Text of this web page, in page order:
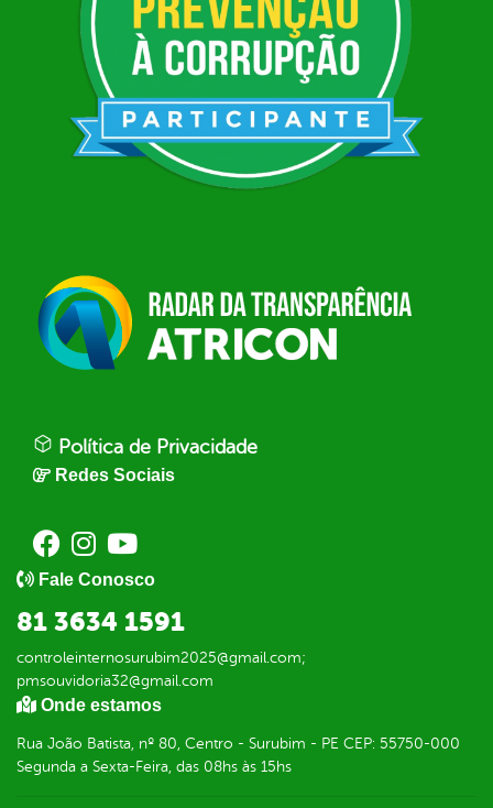
Política de Privacidade
Redes Sociais
Fale Conosco
81 3634 1591
controleinternosurubim2025@gmail.com;
pmsouvidoria32@gmail.com
Onde estamos
Rua João Batista, nº 80, Centro - Surubim - PE CEP: 55750-000
Segunda a Sexta-Feira, das 08hs às 15hs